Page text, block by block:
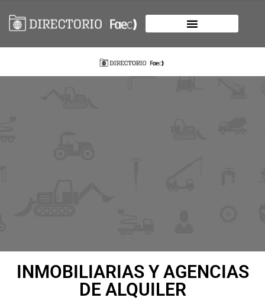
INMOBILIARIAS Y AGENCIAS
DE ALQUILER